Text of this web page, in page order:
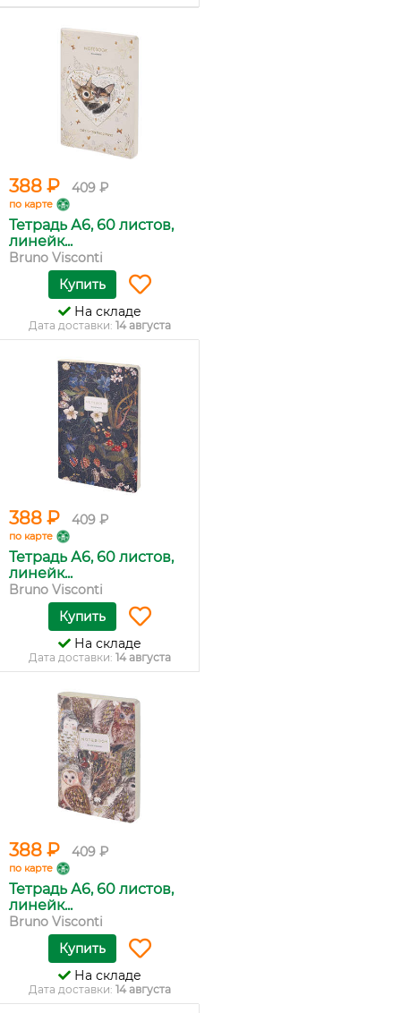
388 ₽ 409 ₽
по карте
Тетрадь А6, 60 листов,
линейк...
Bruno Visconti
Купить
На складе
Дата доставки: 14 августа
388 ₽ 409 ₽
по карте
Тетрадь А6, 60 листов,
линейк...
Bruno Visconti
Купить
На складе
Дата доставки: 14 августа
388 ₽ 409 ₽
по карте
Тетрадь А6, 60 листов,
линейк...
Bruno Visconti
Купить
На складе
Дата доставки: 14 августа